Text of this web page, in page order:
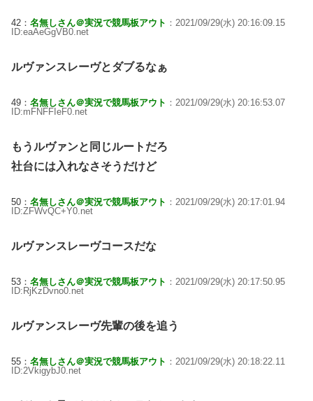
42： 名無しさん＠実況で競馬板アウト ：2021/09/29(水) 20:16:09.15
ID:eaAeGgVB0.net
ルヴァンスレーヴとダブるなぁ
49： 名無しさん＠実況で競馬板アウト ：2021/09/29(水) 20:16:53.07
ID:mFNFFIeF0.net
もうルヴァンと同じルートだろ
社台には入れなさそうだけど
50： 名無しさん＠実況で競馬板アウト ：2021/09/29(水) 20:17:01.94
ID:ZFWvQC+Y0.net
ルヴァンスレーヴコースだな
53： 名無しさん＠実況で競馬板アウト ：2021/09/29(水) 20:17:50.95
ID:RjKzDvno0.net
ルヴァンスレーヴ先輩の後を追う
55： 名無しさん＠実況で競馬板アウト ：2021/09/29(水) 20:18:22.11
ID:2VkigybJ0.net